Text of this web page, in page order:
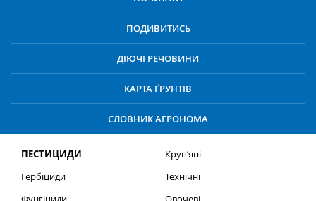
ПОДИВИТИСЬ
ДІЮЧІ РЕЧОВИНИ
КАРТА ҐРУНТІВ
СЛОВНИК АГРОНОМА
ПЕСТИЦИДИ
Гербіциди
Круп’яні
Технічні